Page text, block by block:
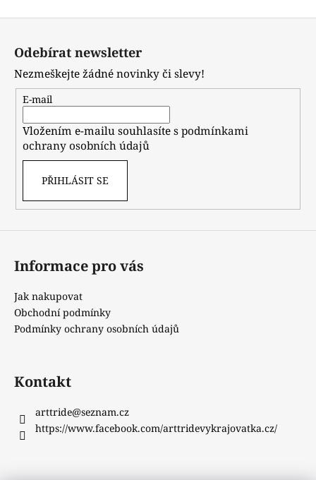
Odebírat newsletter
Nezmeškejte žádné novinky či slevy!
E-mail
Vložením e-mailu souhlasíte spodmínkami
ochrany osobních údajů
PŘIHLÁSIT SE
Informace pro vás
Jak nakupovat
Obchodní podmínky
Podmínky ochrany osobních údajů
Kontakt
arttride@seznam.cz
https://www.facebook.com/arttridevykrajovatka.cz/